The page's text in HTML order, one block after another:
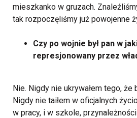
mieszkanko w gruzach.
tak rozpoczęliśmy już powojenne
Czy po wojnie był pan w
represjonowany przez
Nie. Nigdy nie ukrywałem tego, że
Nigdy nie taiłem w oficjalnych
w pracy, i w szkole,